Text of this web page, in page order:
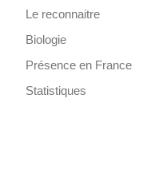
Le reconnaitre
Biologie
Présence en France
Statistiques